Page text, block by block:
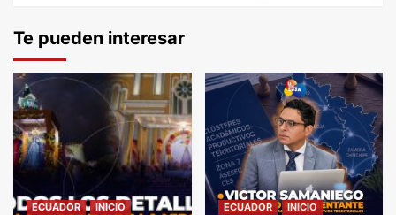
Te pueden interesar
ECUADOR
INICIO
ECUADOR
INICIO